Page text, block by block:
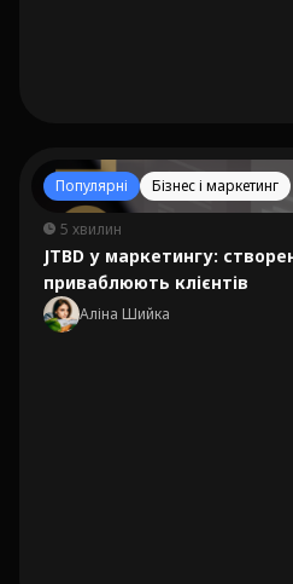
Популярні Бізнес і маркетинг
5 хвилин
JTBD у маркетингу:
приваблюють клієнтів
Аліна Шийка